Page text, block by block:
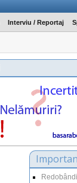
Interviu / Reportaj